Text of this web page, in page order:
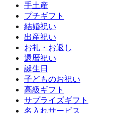
手土産
プチギフト
結婚祝い
出産祝い
お礼・お返し
還暦祝い
誕生日
子どものお祝い
高級ギフト
サプライズギフト
名入れサービス